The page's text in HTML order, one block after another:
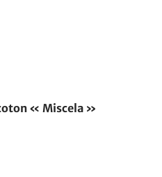
« Miscela »